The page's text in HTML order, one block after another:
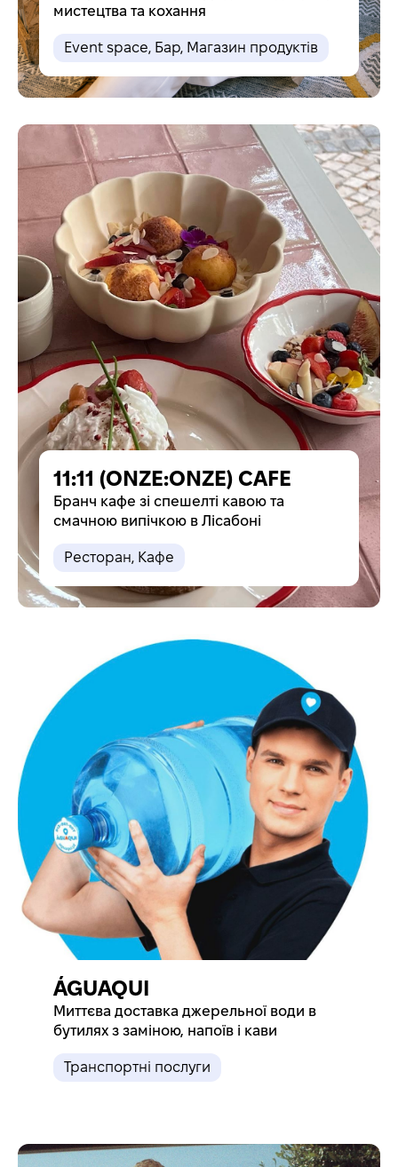
мистецтва та кохання
Event space, Бар, Магазин продуктів
11:11 (ONZE:ONZE) CAFE
Бранч кафе зі спешелті кавою та
смачною випічкою в Лісабоні
Pесторан, Кафе
ÁGUAQUI
Миттєва доставка джерельної води в
бутилях з заміною, напоїв і кави
Транспортні послуги